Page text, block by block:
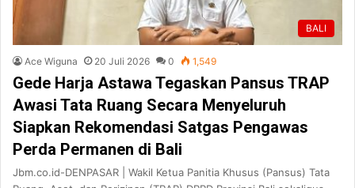
BALI
Ace Wiguna 20 Juli 2026 0 1,549
Gede Harja Astawa Tegaskan Pansus TRAP
Awasi Tata Ruang Secara Menyeluruh
Siapkan Rekomendasi Satgas Pengawas
Perda Permanen di Bali
Jbm.co.id-DENPASAR | Wakil Ketua Panitia Khusus (Pansus) Tata